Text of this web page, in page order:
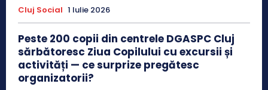
Cluj Social 1 Iulie 2026
Peste 200 copii din centrele DGASPC Cluj
sărbătoresc Ziua Copilului cu excursii și
activități — ce surprize pregătesc
organizatorii?